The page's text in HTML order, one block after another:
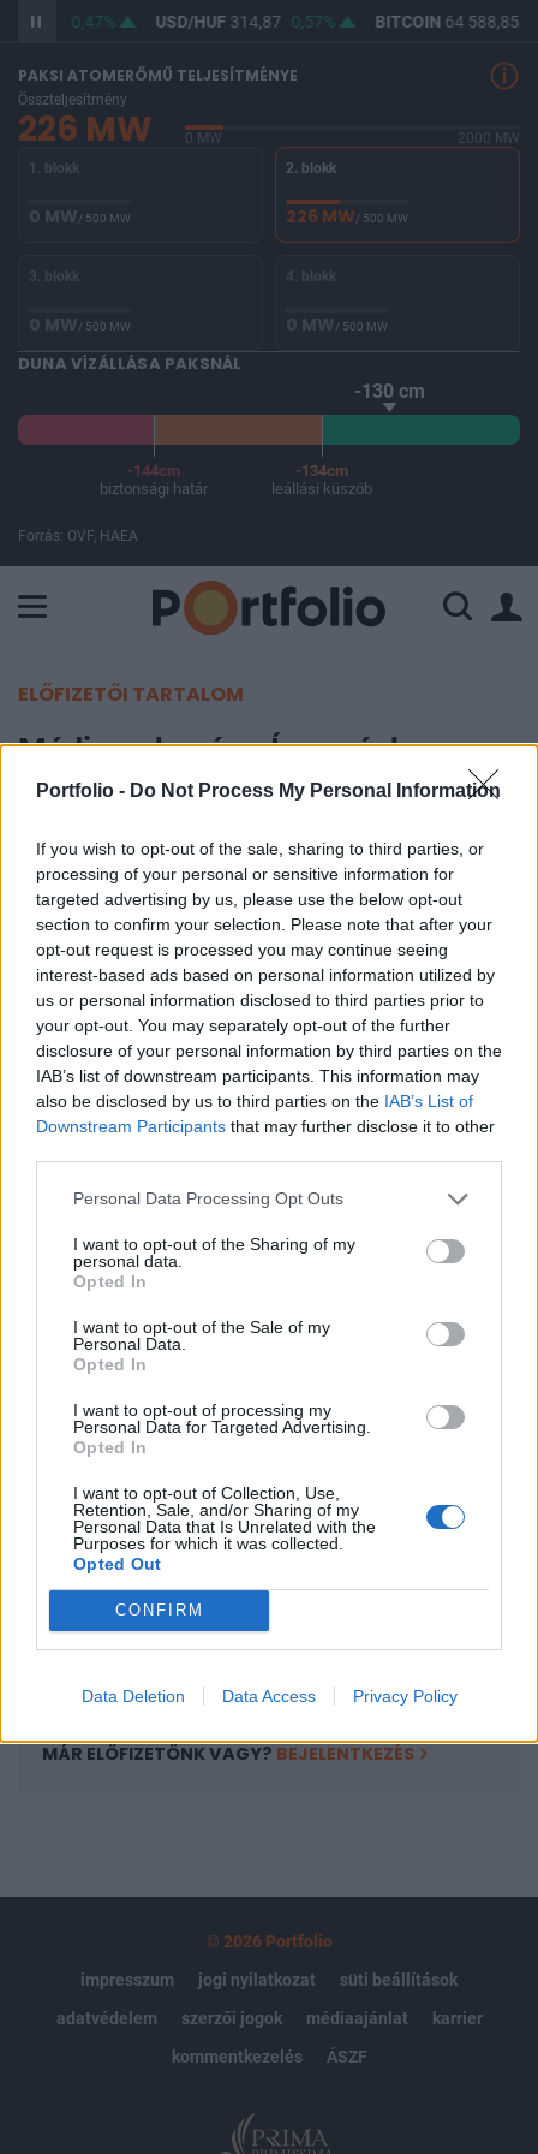
Portfolio - Do Not Process My Personal Information
If you wish to opt-out of the sale, sharing to third parties, or
processing of your personal or sensitive information for
targeted advertising by us, please use the below opt-out
section to confirm your selection. Please note that after your
opt-out request is processed you may continue seeing
interest-based ads based on personal information utilized by
us or personal information disclosed to third parties prior to
your opt-out. You may separately opt-out of the further
disclosure of your personal information by third parties on the
IAB’s list of downstream participants. This information may
also be disclosed by us to third parties on the IAB’s List of
Downstream Participants that may further disclose it to other
Personal Data Processing Opt Outs
I want to opt-out of the Sharing of my
personal data.
Opted In
I want to opt-out of the Sale of my
Personal Data.
Opted In
I want to opt-out of processing my
Personal Data for Targeted Advertising.
Opted In
I want to opt-out of Collection, Use,
Retention, Sale, and/or Sharing of my
Personal Data that Is Unrelated with the
Purposes for which it was collected.
Opted Out
CONFIRM
Data Deletion Data Access Privacy Policy
363,42 0,47% USD/HUF314,87 0,57% BITCOIN64 588,85
PAKSI ATOMERŐMŰ TELJESÍTMÉNYE
Összteljesítmény
226 MW 0 MW
2000 MW
1. blokk
0 MW/ 500 MW
2. blokk
226 MW/ 500 MW
3. blokk
0 MW/ 500 MW
4. blokk
0 MW/ 500 MW
DUNA VÍZÁLLÁSA PAKSNÁL
-130 cm
-144cm
biztonsági határ
-134cm
leállási küszöb
Forrás: OVF, HAEA
ELŐFIZETŐI TARTALOM
Média-zuhanás - Írországban
vásárol a Biogen?
Portfolio
2004. október 18. 16:36
Az első "félidőhöz" képest erősödtek Európa
vezető részvénypiacai, az indexek így vegyes
képet mutatnak. A DAX és a CAC 40 egyaránt
0.2%-os mínuszban, a FTSE 100 pedig 0.1%-os
pluszban tartózkodik.
A hangulatot a gyenge amerikai nyitás sem segítette,
megfelelni.A figyelem ezúttal a médiára irányult, mely
A legnagyobb német kereskedelmi tévé társaság, a
ProSiebenSat1 papírjai 5.6%-ot veszítettek értékükből...
KEDVES OLVASÓNK!
A keresett cikk a portfolio.hu hírarchívumához
tartozik, melynek olvasása előfizetéses
Az előfizetés a következőket tartalmazza:
Portfolio.hu teljes cikkarchívum
Kötéslisták: BÉT elmúlt 2 év napon belüli
kötéslistái
MÁR ELŐFIZETŐNK VAGY? BEJELENTKEZÉS
© 2026 Portfolio
impresszum
jogi nyilatkozat
süti beállítások
adatvédelem
szerzői jogok médiaajánlat
karrier
kommentkezelés
ÁSZF